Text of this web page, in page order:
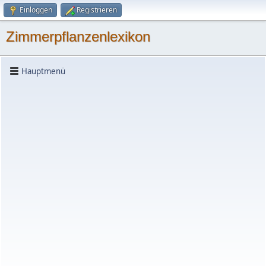
Einloggen Registrieren
Zimmerpflanzenlexikon
Hauptmenü